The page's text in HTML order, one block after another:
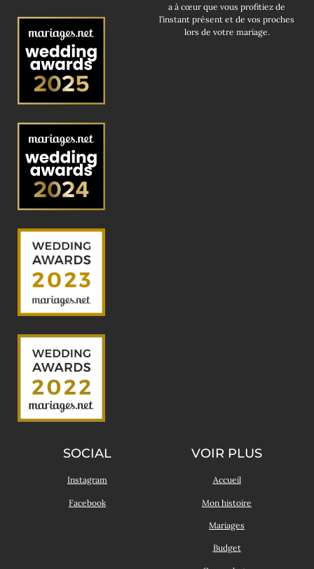
a à cœur que vous profitiez de
l’instant présent et de vos proches
lors de votre mariage.
SOCIAL
Instagram
Facebook
VOIR PLUS
Accueil
Mon histoire
Mariages
Budget